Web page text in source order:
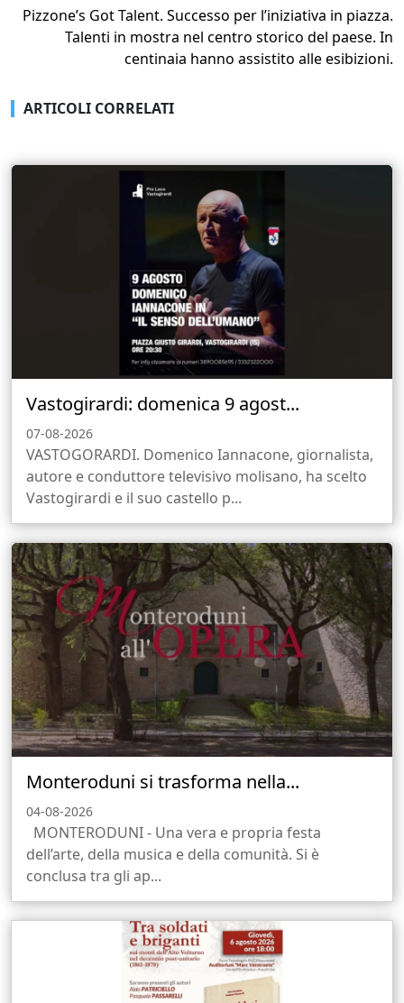
Pizzone’s Got Talent. Successo per l’iniziativa in piazza.
Talenti in mostra nel centro storico del paese. In
centinaia hanno assistito alle esibizioni.
ARTICOLI CORRELATI
Vastogirardi: domenica 9 agost...
07-08-2026
VASTOGORARDI. Domenico Iannacone, giornalista,
autore e conduttore televisivo molisano, ha scelto
Vastogirardi e il suo castello p...
Monteroduni si trasforma nella...
04-08-2026
MONTERODUNI - Una vera e propria festa
dell’arte, della musica e della comunità. Si è
conclusa tra gli ap...